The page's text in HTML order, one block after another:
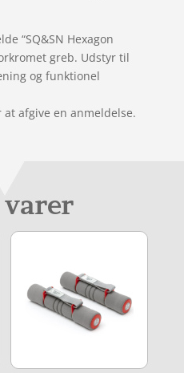
“SQ&SN Hexagon
greb. Udstyr til
og funktionel
at afgive en anmeldelse.
varer